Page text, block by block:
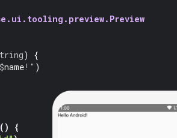
)
{
$name!" )
()
{